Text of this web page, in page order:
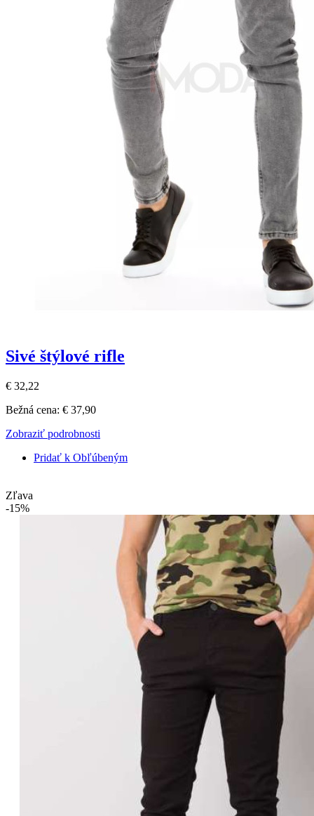
Sivé štýlové rifle
€ 32,22
Bežná cena: € 37,90
Zobraziť podrobnosti
Pridať k Obľúbeným
Zľava
-15%